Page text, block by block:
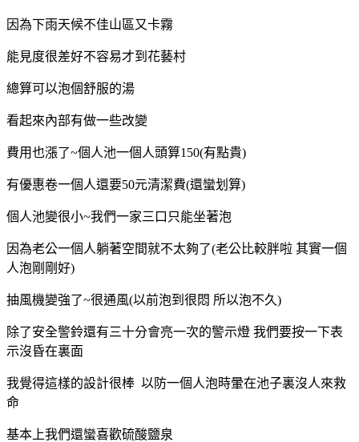
因為下雨天候不佳山區又卡霧
能見度很差好不容易才到花藝村
總算可以泡個舒服的湯
看起來內部有做一些改變
費用也漲了~個人池一個人頭算150(有點貴)
有優惠卷一個人還要50元清潔費(還蠻划算)
個人池變很小~我們一家三口只能坐著泡
因為老公一個人躺著空間就不太夠了(老公比較胖啦 其實一個
人泡剛剛好)
抽風機變強了~很通風(以前泡到很悶 所以泡不久)
除了安全警鈴還有三十分會亮一次的警示燈 我們要按一下表
示沒昏在裏面
我覺得這樣的設計很棒 以防一個人泡時暈在池子裏沒人來救
命
基本上我們還蠻喜歡硫酸鹽泉